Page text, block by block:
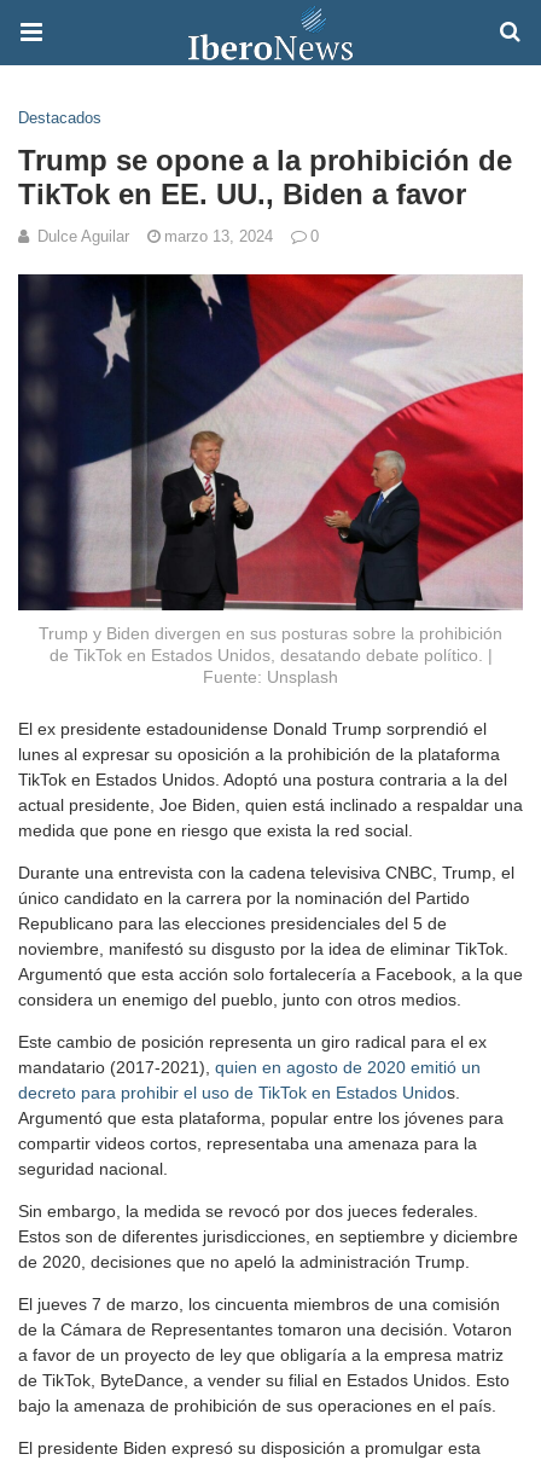
Destacados
Trump se opone a la prohibición de
TikTok en EE. UU., Biden a favor
Dulce Aguilar marzo 13, 2024 0
Trump y Biden divergen en sus posturas sobre la prohibición
de TikTok en Estados Unidos, desatando debate político. |
Fuente: Unsplash
El ex presidente estadounidense Donald Trump sorprendió el
lunes al expresar su oposición a la prohibición de la plataforma
TikTok en Estados Unidos. Adoptó una postura contraria a la del
actual presidente, Joe Biden, quien está inclinado a respaldar una
medida que pone en riesgo que exista la red social.
Durante una entrevista con la cadena televisiva CNBC, Trump, el
único candidato en la carrera por la nominación del Partido
Republicano para las elecciones presidenciales del 5 de
noviembre, manifestó su disgusto por la idea de eliminar TikTok.
Argumentó que esta acción solo fortalecería a Facebook, a la que
considera un enemigo del pueblo, junto con otros medios.
Este cambio de posición representa un giro radical para el ex
mandatario (2017-2021), quien en agosto de 2020 emitió un
decreto para prohibir el uso de TikTok en Estados Unidos.
Argumentó que esta plataforma, popular entre los jóvenes para
compartir videos cortos, representaba una amenaza para la
seguridad nacional.
Sin embargo, la medida se revocó por dos jueces federales.
Estos son de diferentes jurisdicciones, en septiembre y diciembre
de 2020, decisiones que no apeló la administración Trump.
El jueves 7 de marzo, los cincuenta miembros de una comisión
de la Cámara de Representantes tomaron una decisión. Votaron
a favor de un proyecto de ley que obligaría a la empresa matriz
de TikTok, ByteDance, a vender su filial en Estados Unidos. Esto
bajo la amenaza de prohibición de sus operaciones en el país.
El presidente Biden expresó su disposición a promulgar esta